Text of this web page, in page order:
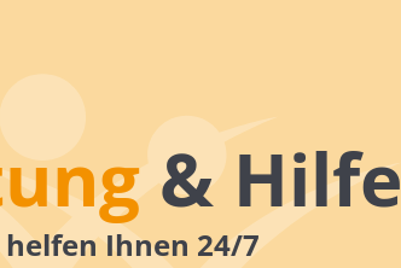
& Hilfe
Ihnen 24/7